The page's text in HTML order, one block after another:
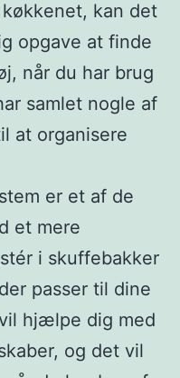
kan det
opgave at finde
når du har brug
samlet nogle af
at organisere
er et af de
et mere
i skuffebakker
passer til dine
hjælpe dig med
og det vil